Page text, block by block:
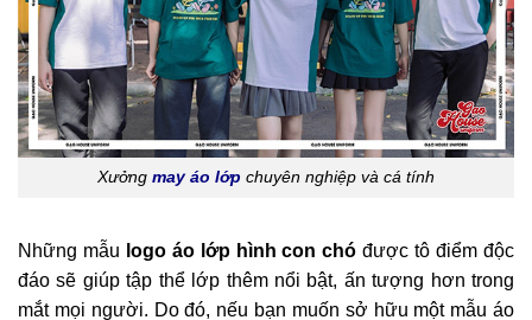
Xưởng may áo lớp chuyên nghiệp và cá tính
Những mẫu logo áo lớp hình con chóđược tô điểm độc
đáo sẽ giúp tập thể lớp thêm nổi bật, ấn tượng hơn trong
mắt mọi người. Do đó, nếu bạn muốn sở hữu một mẫu áo